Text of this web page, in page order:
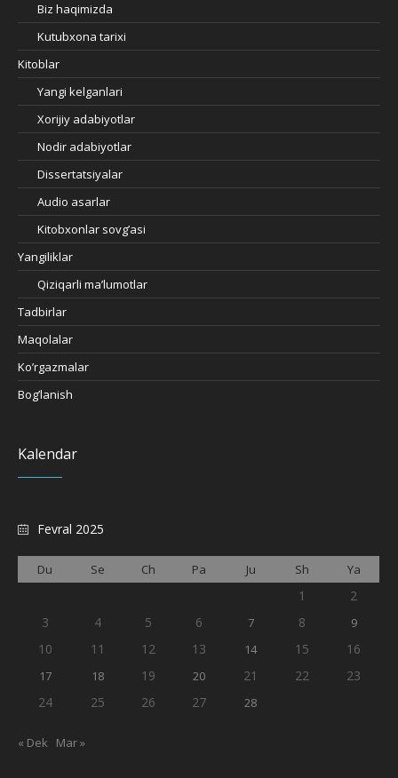
Biz haqimizda
Kutubxona tarixi
Kitoblar
Yangi kelganlari
Xorijiy adabiyotlar
Nodir adabiyotlar
Dissertatsiyalar
Audio asarlar
Kitobxonlar sovg’asi
Yangiliklar
Qiziqarli ma’lumotlar
Tadbirlar
Maqolalar
Ko’rgazmalar
Bog’lanish
Kalendar
Fevral 2025
Du Se Ch Pa Ju Sh Ya
1
2
3
4 5 6 7 8 9
10 11 12 13 14 15 16
17 18 19 20 21 22
23
24
25 26 27 28
« Dek Mar »